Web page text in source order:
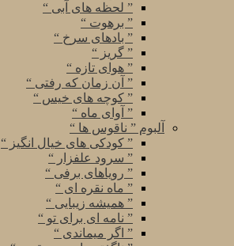
” لحظه های آبی “
” برهوت “
” بادهای سرخ “
” گریز “
” هوای تازه “
” آن زمان که رفتی “
” کوچه های خیس “
” آوای ماه “
آلبوم ” ناقوس ها “
” کودکی های خیال انگیز “
” سرود علفزار “
” رویاهای برفی “
” ماه نقره ای “
” همیشه زیبایی “
” نامه ای برای تو “
” اگر میماندی “